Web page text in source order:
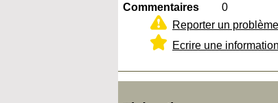
Commentaires
0
Reporter un
Ecrire une